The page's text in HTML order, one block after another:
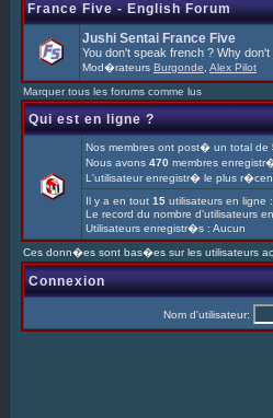
France Five - English Forum
Jushi Sentai France Five
You don't speak french ? Why
Mod�rateurs Burgonde Alex Pilot
Marquer tous les forums comme lus
Qui est en ligne ?
Nos membres ont post� un total de
Nous avons 470 membres
L'utilisateur enregistr� le plus
Il y a en tout 15 utilisateurs en
Le record du nombre d'utilisateurs
Utilisateurs enregistr�s : Aucun
Ces donn�es sont bas�es sur les utilisateurs
Connexion
Nom d'utilisateur: